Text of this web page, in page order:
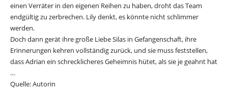
einen Verräter in den eigenen Reihen zu haben, droht das Team
endgültig zu zerbrechen. Lily denkt, es könnte nicht schlimmer
werden.
Doch dann gerät ihre große Liebe Silas in Gefangenschaft, ihre
Erinnerungen kehren vollständig zurück, und sie muss feststellen,
dass Adrian ein schrecklicheres Geheimnis hütet, als sie je geahnt hat
…
Quelle: Autorin